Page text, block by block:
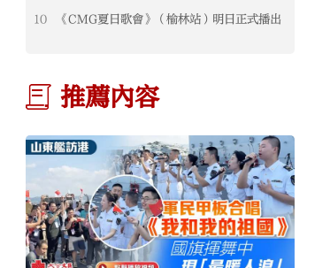
10 《CMG夏日歌會》（榆林站）明日正式播出
推薦內容